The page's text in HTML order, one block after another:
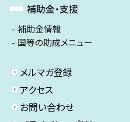
補助金・支援
補助金情報
国等の助成メニュー
メルマガ登録
アクセス
お問い合わせ